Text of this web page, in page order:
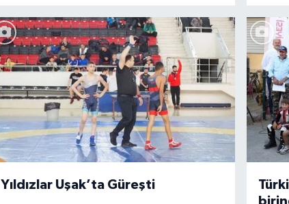
Yıldızlar Uşak’ta Güreşti